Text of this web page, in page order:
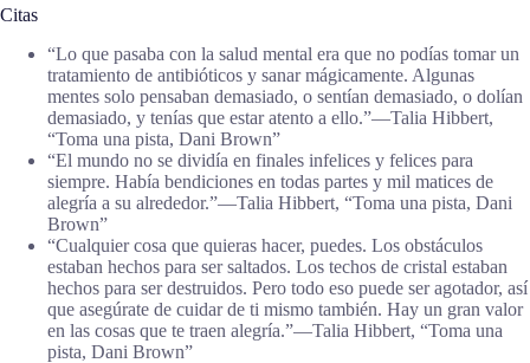
Citas
“Lo que pasaba con la salud mental era que no podías tomar un
tratamiento de antibióticos y sanar mágicamente. Algunas
mentes solo pensaban demasiado, o sentían demasiado, o dolían
demasiado, y tenías que estar atento a ello.”―Talia Hibbert,
“Toma una pista, Dani Brown”
“El mundo no se dividía en finales infelices y felices para
siempre. Había bendiciones en todas partes y mil matices de
alegría a su alrededor.”―Talia Hibbert, “Toma una pista, Dani
Brown”
“Cualquier cosa que quieras hacer, puedes. Los obstáculos
estaban hechos para ser saltados. Los techos de cristal estaban
hechos para ser destruidos. Pero todo eso puede ser agotador, así
que asegúrate de cuidar de ti mismo también. Hay un gran valor
en las cosas que te traen alegría.”―Talia Hibbert, “Toma una
pista, Dani Brown”